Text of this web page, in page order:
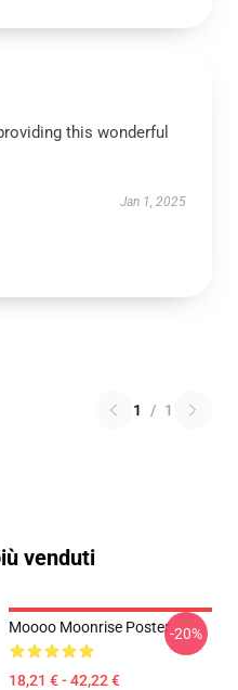
this wonderful
Jan 1, 2025
1 / 1
venduti
Moooo Moonrise Poster
18,21 € - 42,22 €
-20%